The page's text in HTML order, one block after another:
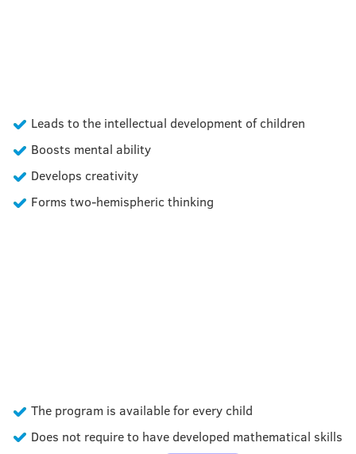
Leads to the intellectual development of children
Boosts mental ability
Develops creativity
Forms two-hemispheric thinking
The program is available for every child
Does not require to have developed mathematical skills